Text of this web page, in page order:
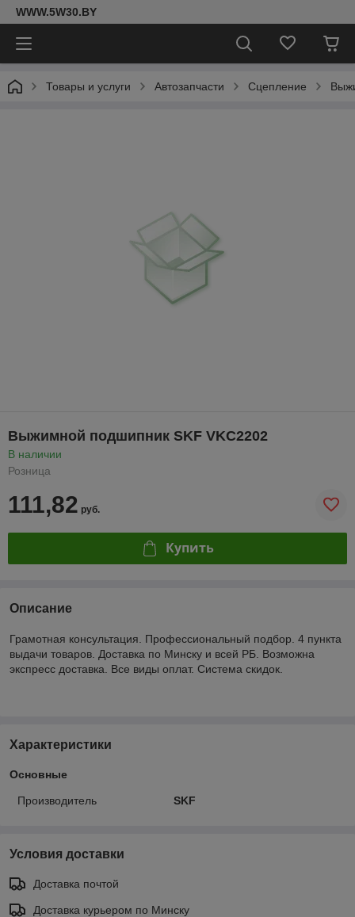
WWW.5W30.BY
Товары и услуги Автозапчасти Сцепление
Выжимной подшипник SKF VKC2202
В наличии
Розница
111,82 руб.
Купить
Описание
Грамотная консультация. Профессиональный подбор. 4 пункта
выдачи товаров. Доставка по Минску и всей РБ. Возможна
экспресс доставка. Все виды оплат. Система скидок.
Характеристики
Основные
Производитель SKF
Условия доставки
Доставка почтой
Доставка курьером по Минску